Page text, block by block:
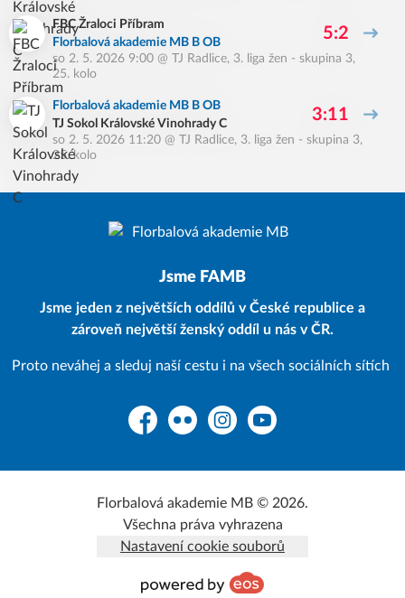
FBC Žraloci Příbram
Florbalová akademie MB B OB
5:2
so 2. 5. 2026 9:00 @ TJ Radlice, 3. liga žen - skupina 3,
25. kolo
Florbalová akademie MB B OB
TJ Sokol Královské Vinohrady C
3:11
so 2. 5. 2026 11:20 @ TJ Radlice, 3. liga žen - skupina 3,
25. kolo
Jsme FAMB
Jsme jeden z největších oddílů v České republice a
zároveň největší ženský oddíl u nás v ČR.
Proto neváhej a sleduj naší cestu i na všech sociálních sítích
FacebookFlickr InstagramYouTube
Florbalová akademie MB © 2026.
Všechna práva vyhrazena
Nastavení cookie souborů